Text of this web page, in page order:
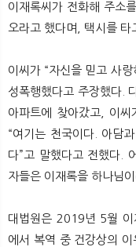
이재록씨가 전화해 주소
오라고 했다며, 택시를 타
이씨가 “자신을 믿고 사
성폭행했다고 주장했다.
아파트에 찾아갔고, 이씨
“여기는 천국이다. 아담
다”고 말했다고 전했다.
자들은 이재록을 하나님
대법원은 2019년 5월 이
에서 복역 중 건강상의